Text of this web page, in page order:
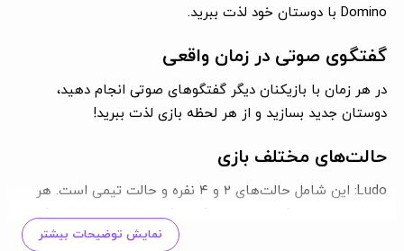
Domino با دوستان خود لذت ببرید.
گفتگوی صوتی در زمان واقعی
در هر زمان با بازیکنان دیگر گفتگوهای صوتی انجام دهید،
دوستان جدید بسازید و از هر لحظه بازی لذت ببرید!
حالت‌های مختلف بازی
Ludo:
این شامل حالت‌های ۲ و ۴ نفره و حالت تیمی است. هر
حالت دارای ۴ سبک بازی است: کلاسیک، استاد، سریع و تیرک.
همچنین می‌توانید از حالت جادویی جذاب لذت ببرید.
نمایش توضیحات بیشتر